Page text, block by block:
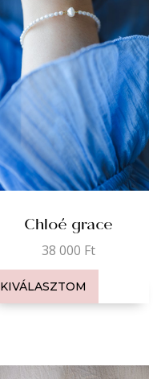
Chloé grace
38 000 Ft
KIVÁLASZTOM